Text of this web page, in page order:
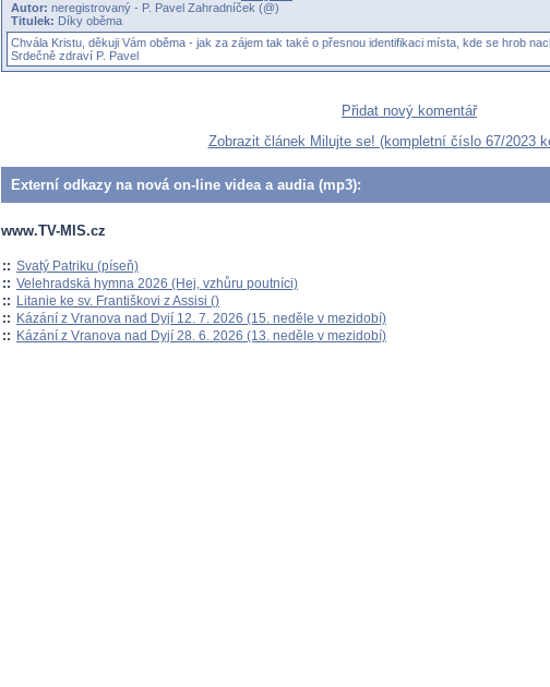
Autor: neregistrovaný - P. Pavel Zahradníček (@)
Titulek: Díky oběma
Chvála Kristu, děkuji Vám oběma - jak za zájem tak také o přesnou identifikaci místa, kde se hrob
Srdečně zdraví P. Pavel
Přidat nový komentář
Zobrazit článek Milujte se! (kompletní číslo 67/2023
Externí odkazy na nová on-line videa a audia (mp3):
www.TV-MIS.cz
:: Svatý Patriku (píseň)
:: Velehradská hymna 2026 (Hej, vzhůru poutníci)
:: Litanie ke sv. Františkovi z Assisi ()
:: Kázání z Vranova nad Dyjí 12. 7. 2026 (15. neděle v mezidobí)
:: Kázání z Vranova nad Dyjí 28. 6. 2026 (13. neděle v mezidobí)